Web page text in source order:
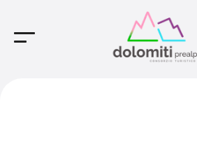
Main Navigation